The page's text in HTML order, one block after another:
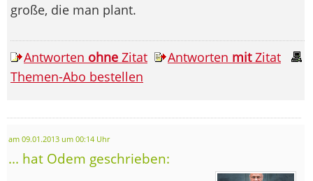
große, die man plant.
Antworten ohne Zitat Antworten mitZitat
Themen-Abo bestellen
am 09.01.2013 um 00:14 Uhr
... hat Odem geschrieben: